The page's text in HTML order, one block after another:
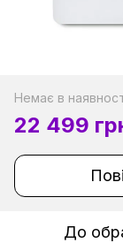
Немає в
22 499
До